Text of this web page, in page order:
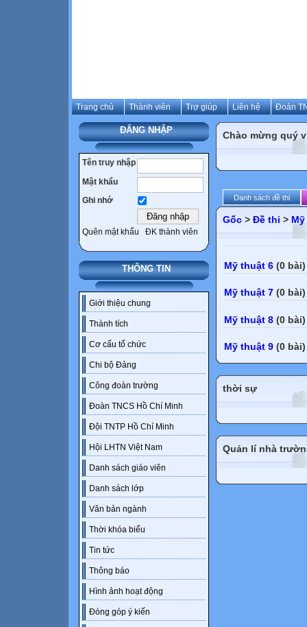
Trang chủ Thành viên Trợ giúp Liên hệ Đoàn
ĐĂNG NHẬP
Tên truy nhập
Mật khẩu
Ghi nhớ
Quên mật khẩu ĐK thành viên
THÔNG TIN
Giới thiệu chung
Thành tích
Cơ cấu tổ chức
Chi bộ Đảng
Công đoàn trường
Đoàn TNCS Hồ Chí Minh
Đội TNTP Hồ Chí Minh
Hội LHTN Việt Nam
Danh sách giáo viên
Danh sách lớp
Văn bản ngành
Thời khóa biểu
Tin tức
Thông báo
Hình ảnh hoạt động
Đóng góp ý kiến
Chào mừng quý
Danh sách đề thi
Gốc > Đề thi >
Mỹ thuật 6 (0 bài)
Mỹ thuật 7 (0 bài)
Mỹ thuật 8 (0 bài)
Mỹ thuật 9 (0 bài)
thời sự
Quản lí nhà